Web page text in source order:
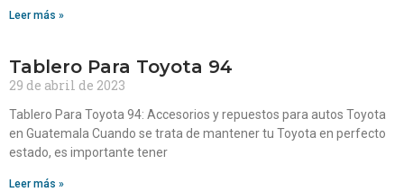
Leer más »
Tablero Para Toyota 94
29 de abril de 2023
Tablero Para Toyota 94: Accesorios y repuestos para autos Toyota
en Guatemala Cuando se trata de mantener tu Toyota en perfecto
estado, es importante tener
Leer más »